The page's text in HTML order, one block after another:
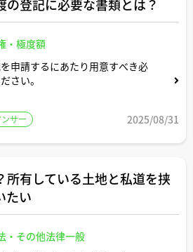
の登記に必要な書類とは？
・極度額
申請するにあたり用意すべき必
さい。
サー 2025/08/31
所有している土地と私道を挟
たい
・その他法律一般